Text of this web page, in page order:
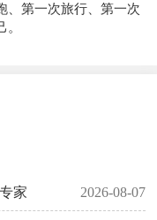
、第一次旅行、第一次
家 2026-08-07